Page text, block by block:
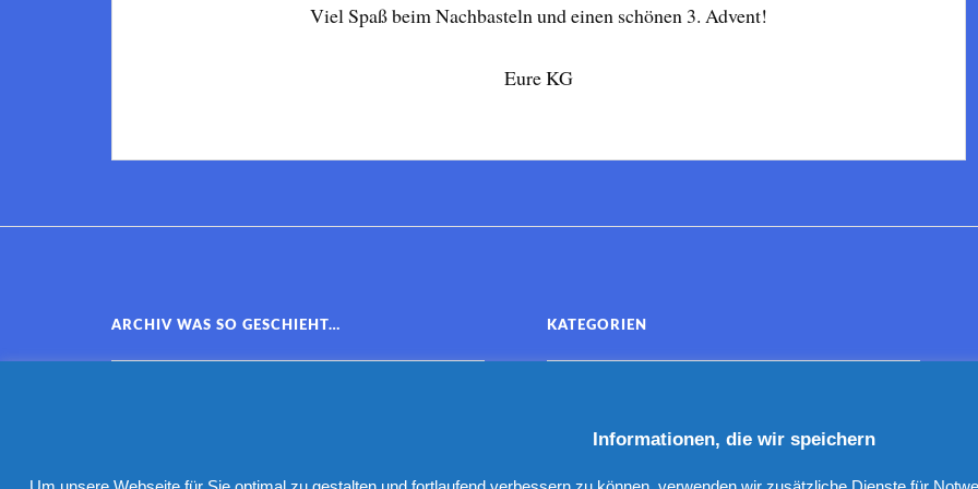
Viel Spaß beim Nachbasteln und einen schönen 3. Advent!
Eure KG
ARCHIV WAS SO GESCHIEHT… KATEGORIEN
Informationen, die wir speichern